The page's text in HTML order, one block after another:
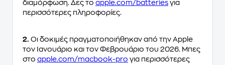
διαμόρφωση. Δες το apple.com/batteries για
περισσότερες πληροφορίες.
2. Οι δοκιμές πραγματοποιήθηκαν από την Apple
τον Ιανουάριο και τον Φεβρουάριο του 2026. Μπες
στο apple.com/macbook-pro για περισσότερες